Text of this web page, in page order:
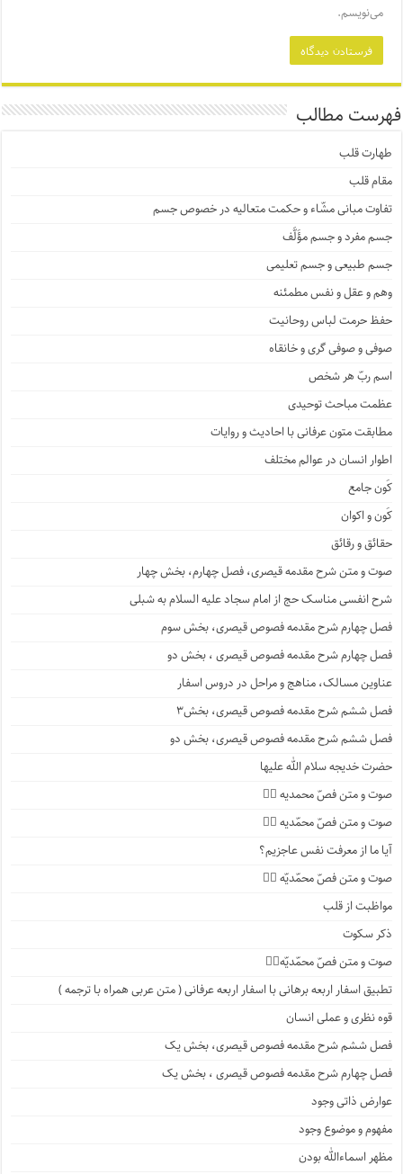
می‌نویسم.
فهرست مطالب
طهارت قلب
مقام قلب
تفاوت مبانی مشّاء و حکمت متعالیه در خصوص جسم
جسم مفرد و جسم مؤَلَّف
جسم طبیعی و جسم تعلیمی
وهم و عقل و نفس مطمئنه
حفظ حرمت لباس روحانیت
صوفی و صوفی گری و خانقاه
اسم ربّ هر شخص
عظمت مباحث توحیدی
مطابقت متون عرفانی با احادیث و روایات
اطوار انسان در عوالم مختلف
کَون جامع
کَون و اکوان
حقائق و رقائق
صوت و متن شرح مقدمه قیصری، فصل چهارم، بخش چهار
شرح انفسی مناسک حج از امام سجاد علیه السلام به شبلی
فصل چهارم شرح مقدمه فصوص قیصری، بخش سوم
فصل چهارم شرح مقدمه فصوص قیصری ، بخش دو
عناوین مسالک، مناهج و مراحل در دروس اسفار
فصل ششم شرح مقدمه فصوص قیصری، بخش۳
فصل ششم شرح مقدمه فصوص قیصری، بخش دو
حضرت خدیجه سلام الله علیها
صوت و متن فصّ محمدیه ۴️⃣
صوت و متن فصّ محمّدیه ۳️⃣
آیا ما از معرفت نفس عاجزیم؟
صوت و متن فصّ محمّدیّه ۲️⃣
مواظبت از قلب
ذکر سکوت
صوت و متن فصّ محمّدیّه۱️⃣
تطبیق اسفار اربعه برهانی با اسفار اربعه عرفانی ( متن عربی همراه با ترجمه )
قوه نظری و عملی انسان
فصل ششم شرح مقدمه فصوص قیصری، بخش یک
فصل چهارم شرح مقدمه فصوص قیصری ، بخش یک
عوارض ذاتی وجود
مفهوم و موضوع وجود
مظهر اسماءالله بودن